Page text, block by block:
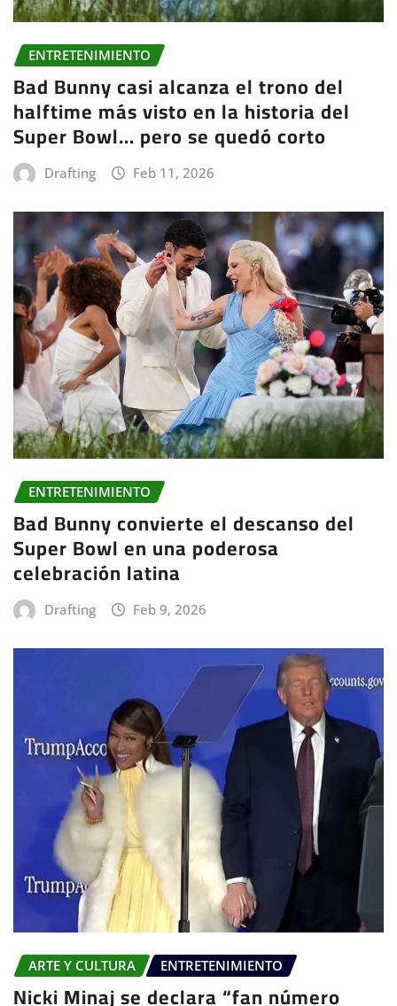
ENTRETENIMIENTO
Bad Bunny casi alcanza el trono del
halftime más visto en la historia del
Super Bowl… pero se quedó corto
Drafting Feb 11, 2026
ENTRETENIMIENTO
Bad Bunny convierte el descanso del
Super Bowl en una poderosa
celebración latina
Drafting Feb 9, 2026
ARTE Y CULTURA ENTRETENIMIENTO
Nicki Minaj se declara “fan número